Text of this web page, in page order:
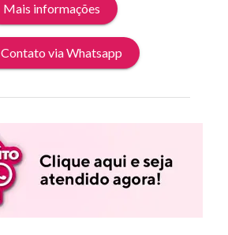
Mais informações
Contato via Whatsapp